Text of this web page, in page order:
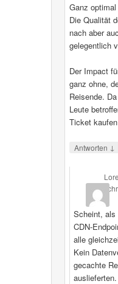
Ganz
Die Qualität
nach aber
gelegentlich
Der Impact
ganz ohne,
Reisende.
Leute
Ticket
Antworten ↓
Scheint, als
alle
Kein
gecachte
auslieferten.